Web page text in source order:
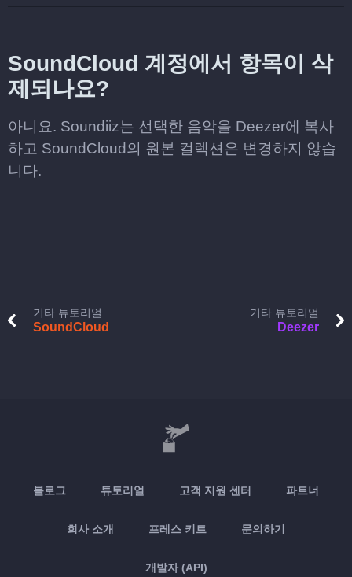
SoundCloud 계정에서 항목이 삭
제되나요?
아니요. Soundiiz는 선택한 음악을 Deezer에 복사
하고 SoundCloud의 원본 컬렉션은 변경하지 않습
니다.
기타 튜토리얼
SoundCloud
기타 튜토리얼
Deezer
블로그 튜토리얼 고객 지원 센터 파트너
회사 소개 프레스 키트 문의하기
개발자 (API)